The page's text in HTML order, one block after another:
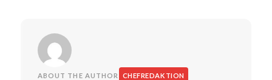
ABOUT THE AUTHOR CHEFREDAKTION